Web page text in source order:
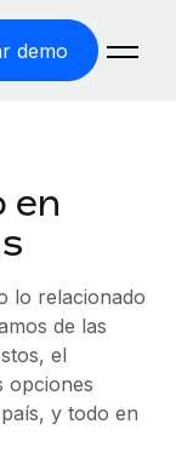
demo
conforme a la
en entidades.
el país.
de EE.
errónea
por país.
en
lo relacionado
de las
el
opciones
y todo en